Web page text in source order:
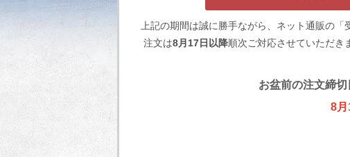
上記の期間は誠に勝手ながら、ネット通販の
注文は8月17日以降順次ご対応させていただ
お盆前の注文締
8月